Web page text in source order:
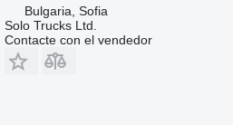
Bulgaria, Sofia
Solo Trucks Ltd.
Contacte con el vendedor